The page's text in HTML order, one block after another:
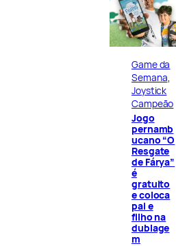
Game da
Semana
Joystick
Campeão
Jogo
pernamb
ucano “O
Resgate
de Fárya”
é
gratuito
e coloca
pai e
filho na
dublage
m